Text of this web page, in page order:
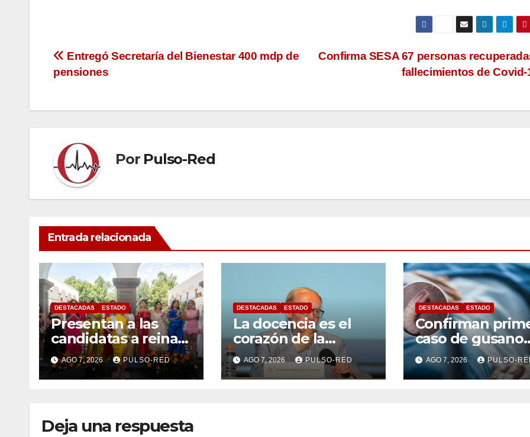
Navegación
de
entradas
Confirma SESA 67 personas
fallecimientos de
Entregó Secretaría del Bienestar 400 mdp de
pensiones
Por Pulso-Red
Entrada relacionada
DESTACADAS ESTADO
Presentan a las
candidatas a reinas
de “Tlaxcala, la
Feria de Ferias 2026:
La Flor Tlaxcalteca”
AGO 7, 2026 PULSO-RED
DESTACADAS ESTADO
La docencia es el
corazón de la
transformación
universitaria: Rector
de la UATx
AGO 7, 2026 PULSO-RED
DESTACADAS ESTADO
Confirman
caso de gusano
barrenador en
humano en
Tlaxcala
AGO 7, 2026 PULSO-
Deja una respuesta